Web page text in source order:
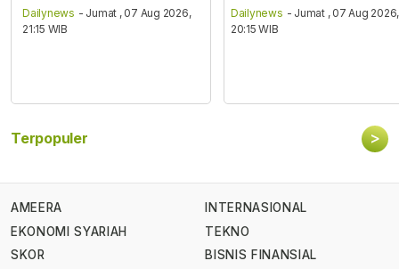
Dailynews - Jumat , 07 Aug 2026,
21:15 WIB
Dailynews - Jumat , 07 Aug 2026,
20:15 WIB
Terpopuler >
AMEERA
EKONOMI SYARIAH
SKOR
INTERNASIONAL
TEKNO
BISNIS FINANSIAL